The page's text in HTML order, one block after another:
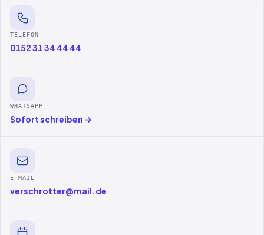
TELEFON
0152 31 34 44 44
WHATSAPP
Sofort schreiben →
E-MAIL
verschrotter@mail.de